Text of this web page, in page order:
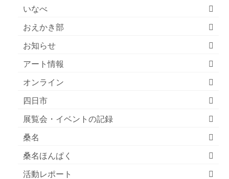
いなべ
おえかき部
お知らせ
アート情報
オンライン
四日市
展覧会・イベントの記録
桑名
桑名ほんぱく
活動レポート